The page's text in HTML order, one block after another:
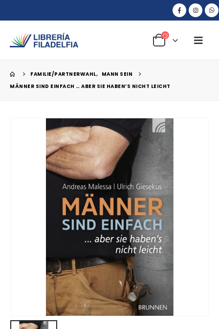
FAMILIE/PARTNERWAHL, MANN SEIN
MÄNNER SIND EINFACH … ABER SIE HABEN’S NICHT LEICHT